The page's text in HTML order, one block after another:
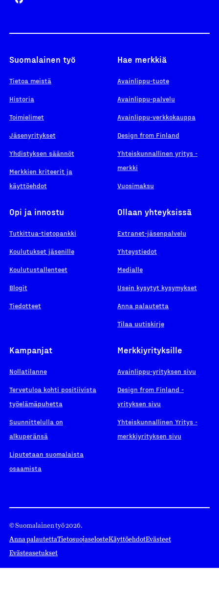
Suomalainen työ
Tietoa meistä
Historia
Toimielimet
Jäsenyritykset
Yhdistyksen säännöt
Merkkien kriteerit ja
käyttöehdot
Hae merkkiä
Avainlippu-tuote
Avainlippu-palvelu
Avainlippu-verkkokauppa
Design from Finland
Yhteiskunnallinen yritys -
merkki
Vuosimaksu
Opi ja innostu
Tutkittua-tietopankki
Koulutukset jäsenille
Koulutustallenteet
Blogit
Tiedotteet
Ollaan yhteyksissä
Extranet-jäsenpalvelu
Yhteystiedot
Medialle
Usein kysytyt kysymykset
Anna palautetta
Tilaa uutiskirje
Kampanjat
Nollatilanne
Tervetuloa kohti positiivista
työelämäpuhetta
Suunnittelulla on
alkuperänsä
Liputetaan suomalaista
osaamista
Merkkiyrityksille
Avainlippu-yrityksen sivu
Design from Finland -
yrityksen sivu
Yhteiskunnallinen Yritys -
merkkiyrityksen sivu
© Suomalainen työ 2026.
Anna palautettaTietosuojaselosteKäyttöehdotEvästeet
Evästeasetukset